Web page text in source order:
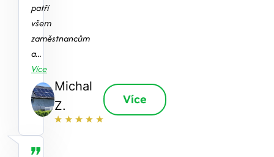
patří
všem
zaměstnancům
a...
Více
Michal
Z.
Více